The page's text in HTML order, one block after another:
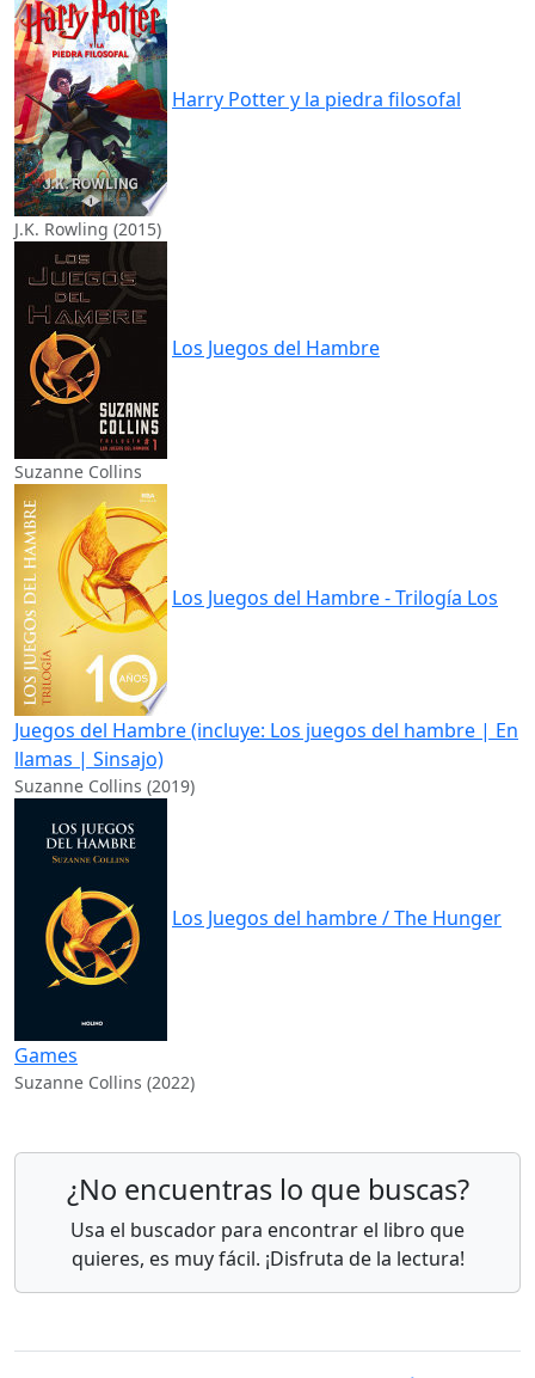
Harry Potter y la piedra filosofal
J.K. Rowling (2015)
Los Juegos del Hambre
Suzanne Collins
Los Juegos del Hambre - Trilogía Los
Juegos del Hambre (incluye: Los juegos del hambre | En
llamas | Sinsajo)
Suzanne Collins (2019)
Los Juegos del hambre / The Hunger
Games
Suzanne Collins (2022)
¿No encuentras lo que buscas?
Usa el buscador para encontrar el libro que
quieres, es muy fácil. ¡Disfruta de la lectura!